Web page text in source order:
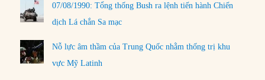
07/08/1990: Tổng thống Bush ra lệnh tiến hành Chiến
dịch Lá chắn Sa mạc
Nỗ lực âm thầm của Trung Quốc nhằm thống trị khu
vực Mỹ Latinh